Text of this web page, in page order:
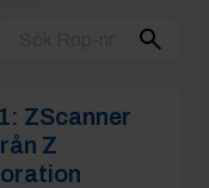
ZScanner
Z